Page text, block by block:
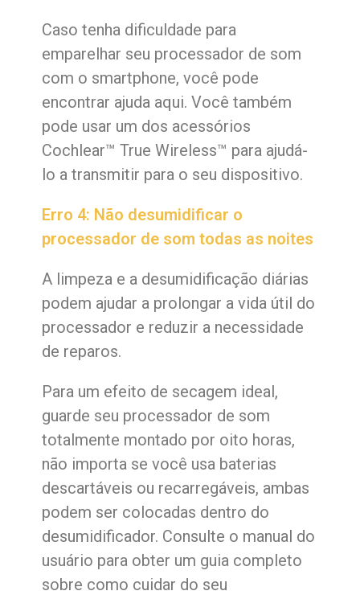
Caso tenha dificuldade para
emparelhar seu processador de som
com o smartphone, você pode
encontrar ajuda aqui. Você também
pode usar um dos acessórios
Cochlear™ True Wireless™ para ajudá-
lo a transmitir para o seu dispositivo.
Erro 4: Não desumidificar o
processador de som todas as noites
A limpeza e a desumidificação diárias
podem ajudar a prolongar a vida útil do
processador e reduzir a necessidade
de reparos.
Para um efeito de secagem ideal,
guarde seu processador de som
totalmente montado por oito horas,
não importa se você usa baterias
descartáveis ​​ou recarregáveis, ambas
podem ser colocadas dentro do
desumidificador. Consulte o manual do
usuário para obter um guia completo
sobre como cuidar do seu